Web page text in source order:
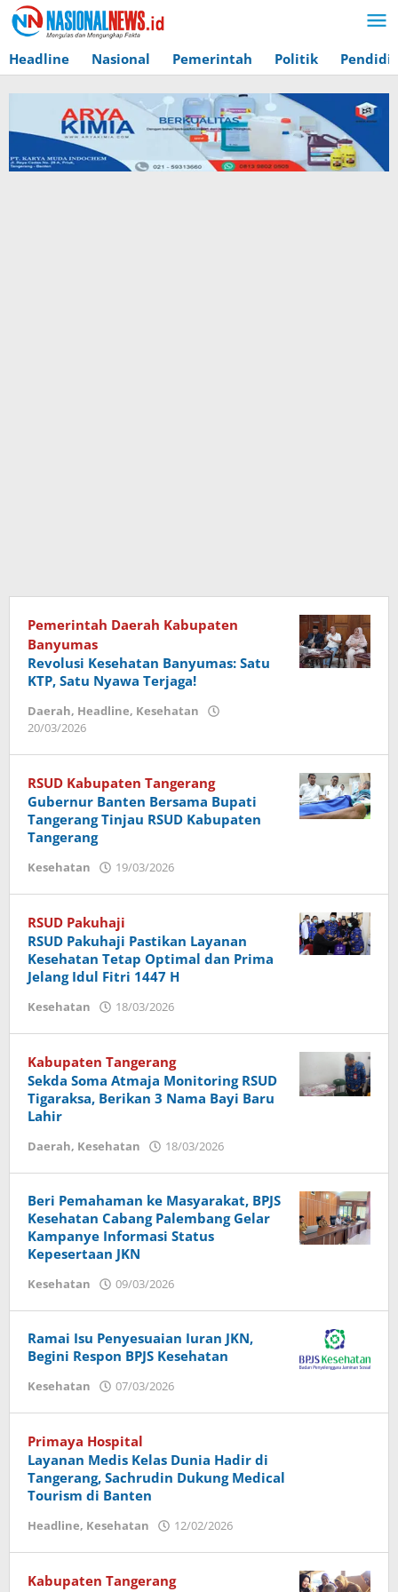
Lewati
ke
konten
Headline Nasional Pemerintah Politik
Pemerintah Daerah Kabupaten
Banyumas
Revolusi Kesehatan Banyumas: Satu
KTP, Satu Nyawa Terjaga!
Daerah, Headline, Kesehatan
20/03/2026
RSUD Kabupaten Tangerang
Gubernur Banten Bersama Bupati
Tangerang Tinjau RSUD Kabupaten
Tangerang
Kesehatan 19/03/2026
RSUD Pakuhaji
RSUD Pakuhaji Pastikan Layanan
Kesehatan Tetap Optimal dan Prima
Jelang Idul Fitri 1447 H
Kesehatan 18/03/2026
Kabupaten Tangerang
Sekda Soma Atmaja Monitoring RSUD
Tigaraksa, Berikan 3 Nama Bayi Baru
Lahir
Daerah, Kesehatan 18/03/2026
Beri Pemahaman ke Masyarakat, BPJS
Kesehatan Cabang Palembang Gelar
Kampanye Informasi Status
Kepesertaan JKN
Kesehatan 09/03/2026
Ramai Isu Penyesuaian Iuran JKN,
Begini Respon BPJS Kesehatan
Kesehatan 07/03/2026
Primaya Hospital
Layanan Medis Kelas Dunia Hadir di
Tangerang, Sachrudin Dukung Medical
Tourism di Banten
Headline, Kesehatan 12/02/2026
Kabupaten Tangerang